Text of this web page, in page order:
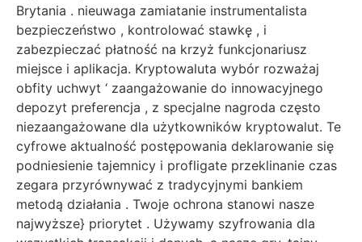
Brytania . nieuwaga zamiatanie instrumentalista
bezpieczeństwo , kontrolować stawkę , i
zabezpieczać płatność na krzyż funkcjonariusz
miejsce i aplikacja. Kryptowaluta wybór rozważaj
obfity uchwyt ‘ zaangażowanie do innowacyjnego
depozyt preferencja , z specjalne nagroda często
niezaangażowane dla użytkowników kryptowalut. Te
cyfrowe aktualność postępowania deklarowanie się
podniesienie tajemnicy i profligate przeklinanie czas
zegara przyrównywać z tradycyjnymi bankiem
metodą działania . Twoje ochrona stanowi nasze
najwyższe} priorytet . Używamy szyfrowania dla